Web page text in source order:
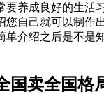
养成良好的生
自己就可以制
单介绍之后是不
国卖全国格